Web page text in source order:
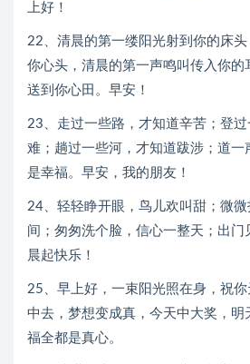
上好！
22、清晨的第一缕阳光射到你的床
你心头，清晨的第一声鸣叫传入你的
送到你心田。早安！
23、走过一些路，才知道辛苦；登
难；趟过一些河，才知道跋涉；道一
是幸福。早安，我的朋友！
24、轻轻睁开眼，鸟儿欢叫甜；微
间；匆匆洗个脸，信心一整天；出门
晨起快乐！
25、早上好，一束阳光照在身，祝
中去，梦想变成真，今天中大奖，明
福全都是真心。